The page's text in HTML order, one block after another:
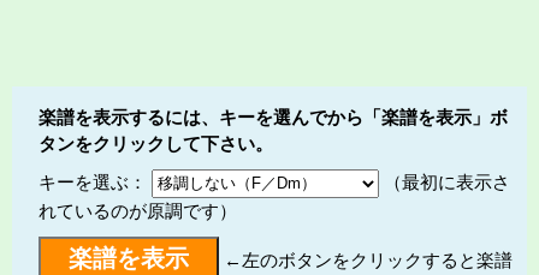
楽譜を表示するには、キーを選んでから「楽譜を表示」ボ
タンをクリックして下さい。
キーを選ぶ：
（最初に表示さ
れているのが原調です）
←左のボタンをクリックすると楽譜